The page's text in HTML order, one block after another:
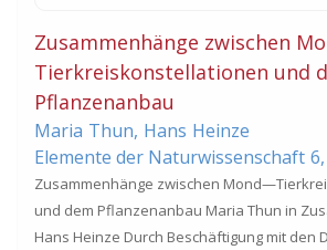
Zusammenhänge zwischen
Tierkreiskonstellationen und
Pflanzenanbau
Maria Thun, Hans Heinze
Elemente der Naturwissenschaft 6,
Zusammenhänge zwischen
und dem Pflanzenanbau Maria Thun in
Hans Heinze Durch Beschäftigung mit den